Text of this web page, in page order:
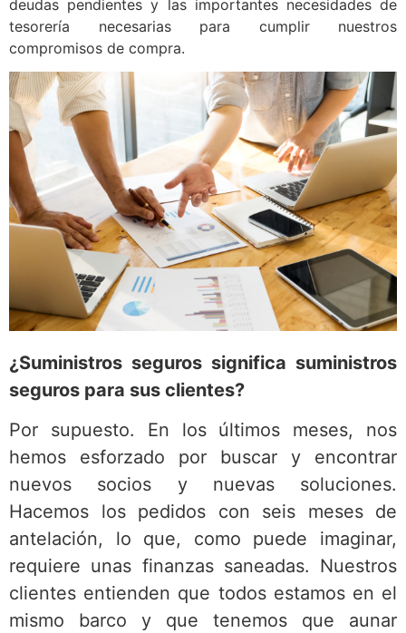
deudas pendientes y las importantes necesidades de
tesorería necesarias para cumplir nuestros
compromisos de compra.
¿Suministros seguros significa suministros
seguros para sus clientes?
Por supuesto. En los últimos meses, nos
hemos esforzado por buscar y encontrar
nuevos socios y nuevas soluciones.
Hacemos los pedidos con seis meses de
antelación, lo que, como puede imaginar,
requiere unas finanzas saneadas. Nuestros
clientes entienden que todos estamos en el
mismo barco y que tenemos que aunar